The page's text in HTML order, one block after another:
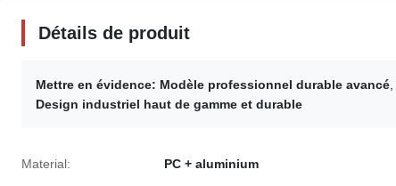
Détails de produit
Mettre en évidence: Modèle professionnel durable avancé
Design industriel haut de gamme et durable
Material: PC + aluminium